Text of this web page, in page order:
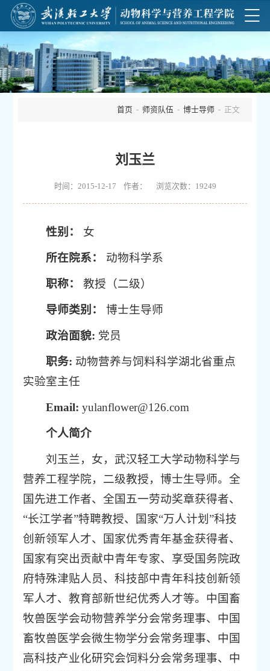
首页 - 师资队伍 - 博士导师 - 正文
刘玉兰
时间：2015-12-17 作者： 浏览次数： 19249
性别： 女
所在院系： 动物科学系
职称： 教授（二级）
导师类别： 博士生导师
政治面貌: 党员
职务: 动物营养与饲料科学湖北省重点
实验室主任
Email: yulanflower@126.com
个人简介
刘玉兰，女，武汉轻工大学动物科学与
营养工程学院，二级教授，博士生导师。全
国先进工作者、全国五一劳动奖章获得者、
“长江学者”特聘教授、国家“万人计划”科技
创新领军人才、国家优秀青年基金获得者、
国家有突出贡献中青年专家、享受国务院政
府特殊津贴人员、科技部中青年科技创新领
军人才、教育部新世纪优秀人才等。中国畜
牧兽医学会动物营养学分会常务理事、中国
畜牧兽医学会微生物学分会常务理事、中国
高科技产业化研究会饲料分会常务理事、中